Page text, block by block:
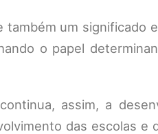
também um significado
o papel
assim, a
das escolas e